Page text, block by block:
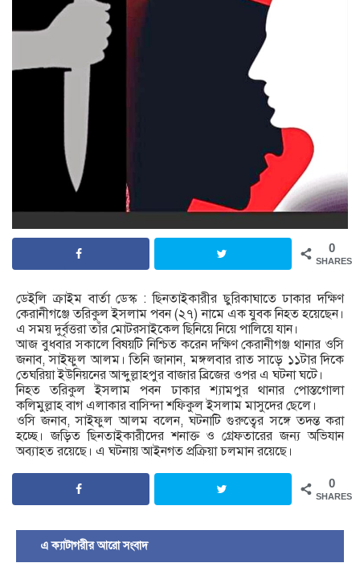
0
SHARES
ডেইলি ক্রাইম বার্তা ডেস্ক : ছিনতাইকারীর ছুরিকাঘাতে ঢাকার দক্ষিণ
কেরানীগঞ্জে তরিকুল ইসলাম পবন (২৭) নামে এক যুবক নিহত হয়েছেন।
এ সময় দুর্বৃত্তরা তাঁর মোটরসাইকেল ছিনিয়ে নিয়ে পালিয়ে যান।
আজ বুধবার সকালে বিষয়টি নিশ্চিত করেন দক্ষিণ কেরানীগঞ্জ থানার ওসি
জনাব, সাইফুল আলম। তিনি জানান, মঙ্গলবার রাত সাড়ে ১১টার দিকে
তেঘরিয়া ইউনিয়নের আব্দুল্লাহপুর বাজার ব্রিজের ওপর এ ঘটনা ঘটে।
নিহত তরিকুল ইসলাম পবন ঢাকার শ্যামপুর থানার পোস্তগোলা
কলিমুল্লাহ বাগ এলাকার বাসিন্দা শফিকুল ইসলাম মাসুদের ছেলে।
ওসি জনাব, সাইফুল আলম বলেন, ঘটনাটি গুরুত্বের সঙ্গে তদন্ত করা
হচ্ছে। জড়িত ছিনতাইকারীদের শনাক্ত ও গ্রেফতারের জন্য অভিযান
অব্যাহত রয়েছে। এ ঘটনায় আইনগত প্রক্রিয়া চলমান রয়েছে।
0
SHARES
এ ক্যাটাগরীর আরো সংবাদ